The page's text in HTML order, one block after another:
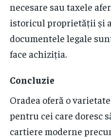
necesare sau taxele
istoricul proprietății și
documentele legale
face achiziția.
Concluzie
Oradea oferă o
pentru cei care doresc
cartiere moderne